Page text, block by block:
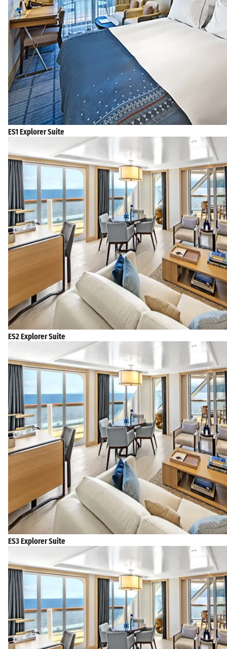
ES1 Explorer Suite
ES2 Explorer Suite
ES3 Explorer Suite